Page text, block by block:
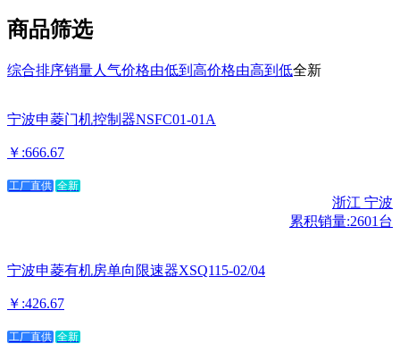
商品筛选
综合排序销量人气价格由低到高价格由高到低全新
宁波申菱门机控制器NSFC01-01A
￥:666.67
工厂直供 全新
浙江 宁波
累积销量:2601台
宁波申菱有机房单向限速器XSQ115-02/04
￥:426.67
工厂直供 全新